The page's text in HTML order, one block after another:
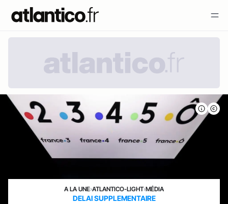
A LA UNE›ATLANTICO-LIGHT›MÉDIA
DELAI SUPPLEMENTAIRE